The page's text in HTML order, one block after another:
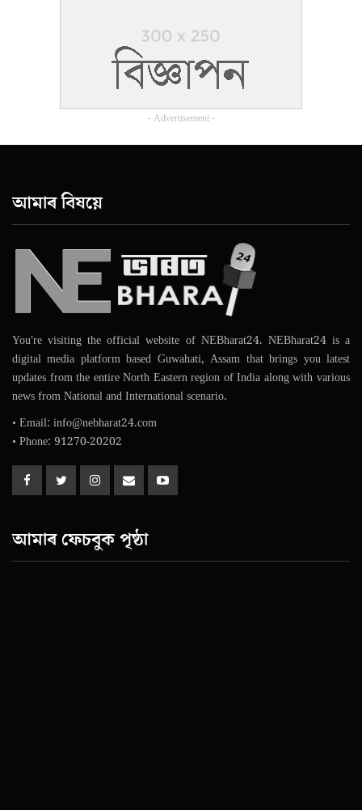
- Advertisement -
আমাৰ বিষয়ে
You're visiting the official website of NEBharat24. NEBharat24 is a
digital media platform based Guwahati, Assam that brings you latest
updates from the entire North Eastern region of India along with various
news from National and International scenario.
• Email: info@nebharat24.com
• Phone: 91270-20202
আমাৰ ফেচবুক পৃষ্ঠা